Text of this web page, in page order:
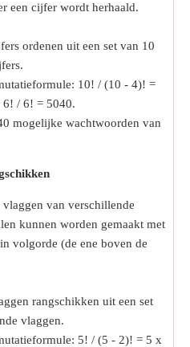
een cijfer wordt herhaald.
ordenen uit een set van 10
10! / (10 - 4)! =
6! / 6! = 5040.
mogelijke wachtwoorden van
vlaggen van verschillende
kunnen worden gemaakt met
volgorde (de ene boven de
rangschikken uit een set
vlaggen.
5! / (5 - 2)! = 5 x